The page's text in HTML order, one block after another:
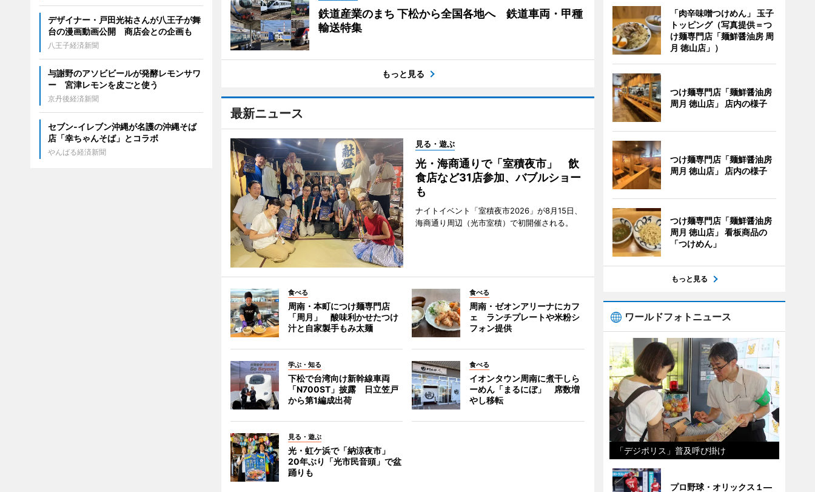
鉄道産業のまち 下松から全国各地へ 鉄道車両・甲種
輸送特集
もっと見る
最新ニュース
見る・遊ぶ
光・海商通りで「室積夜市」 飲
食店など31店参加、バブルショー
も
ナイトイベント「室積夜市2026」が8月15日、
海商通り周辺（光市室積）で初開催される。
食べる
周南・本町につけ麺専門店
「周月」 酸味利かせたつけ
汁と自家製手もみ太麺
食べる
周南・ゼオンアリーナにカフ
ェ ランチプレートや米粉シ
フォン提供
学ぶ・知る
下松で台湾向け新幹線車両
「N700ST」披露 日立笠戸
から第1編成出荷
食べる
イオンタウン周南に煮干しら
ーめん「まるにぼ」 席数増
やし移転
見る・遊ぶ
光・虹ケ浜で「納涼夜市」
20年ぶり「光市民音頭」で盆
踊りも
デザイナー・戸田光祐さんが八王子が舞
台の漫画動画公開 商店会との企画も
八王子経済新聞
与謝野のアソビビールが発酵レモンサワ
ー 宮津レモンを皮ごと使う
京丹後経済新聞
セブン‐イレブン沖縄が名護の沖縄そば
店「幸ちゃんそば」とコラボ
やんばる経済新聞
「肉辛味噌つけめん」 玉子
トッピング（写真提供＝つ
け麺専門店「麺鮮醤油房 周
月 徳山店」）
つけ麺専門店「麺鮮醤油房
周月 徳山店」 店内の様子
つけ麺専門店「麺鮮醤油房
周月 徳山店」 店内の様子
つけ麺専門店「麺鮮醤油房
周月 徳山店」 看板商品の
「つけめん」
もっと見る
ワールドフォトニュース
「デジポリス」普及呼び掛け
プロ野球・オリックス１―